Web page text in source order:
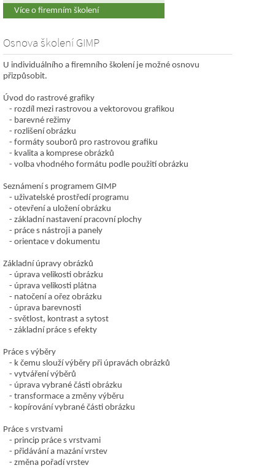
Více o firemním školení
Osnova školení GIMP
U individuálního a firemního školení je možné osnovu
přizpůsobit.
Úvod do rastrové grafiky
rozdíl mezi rastrovou a vektorovou grafikou
barevné režimy
rozlišení obrázku
formáty souborů pro rastrovou grafiku
kvalita a komprese obrázků
volba vhodného formátu podle použití obrázku
Seznámení s programem GIMP
uživatelské prostředí programu
otevření a uložení obrázku
základní nastavení pracovní plochy
práce s nástroji a panely
orientace v dokumentu
Základní úpravy obrázků
úprava velikosti obrázku
úprava velikosti plátna
natočení a ořez obrázku
úprava barevnosti
světlost, kontrast a sytost
základní práce s efekty
Práce s výběry
k čemu slouží výběry při úpravách obrázků
vytváření výběrů
úprava vybrané části obrázku
transformace a změny výběru
kopírování vybrané části obrázku
Práce s vrstvami
princip práce s vrstvami
přidávání a mazání vrstev
změna pořadí vrstev